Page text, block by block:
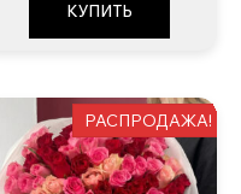
КУПИТЬ
РАСПРОДАЖА!